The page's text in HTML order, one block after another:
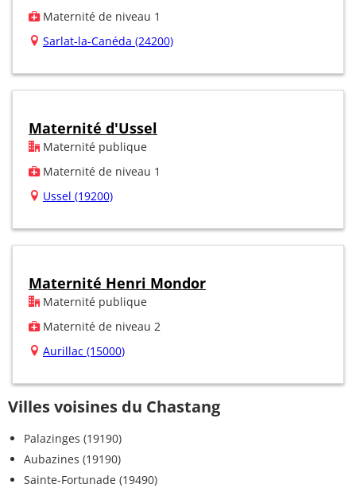
Maternité de niveau 1
Sarlat-la-Canéda (24200)
Maternité d'Ussel
Maternité publique
Maternité de niveau 1
Ussel (19200)
Maternité Henri Mondor
Maternité publique
Maternité de niveau 2
Aurillac (15000)
Villes voisines du Chastang
Palazinges (19190)
Aubazines (19190)
Sainte-Fortunade (19490)